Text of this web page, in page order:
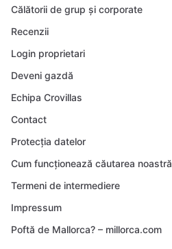
Călătorii de grup și corporate
Recenzii
Login proprietari
Deveni gazdă
Echipa Crovillas
Contact
Protecția datelor
Cum funcționează căutarea noastră
Termeni de intermediere
Impressum
Poftă de Mallorca? – millorca.com